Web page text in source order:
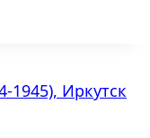
1945), Иркутск